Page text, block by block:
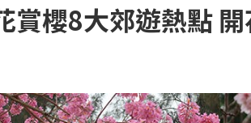
賞櫻8大郊遊熱點